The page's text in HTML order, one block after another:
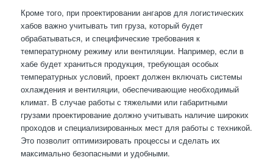
Кроме того, при проектировании ангаров для логистических
хабов важно учитывать тип груза, который будет
обрабатываться, и специфические требования к
температурному режиму или вентиляции. Например, если в
хабе будет храниться продукция, требующая особых
температурных условий, проект должен включать системы
охлаждения и вентиляции, обеспечивающие необходимый
климат. В случае работы с тяжелыми или габаритными
грузами проектирование должно учитывать наличие широких
проходов и специализированных мест для работы с техникой.
Это позволит оптимизировать процессы и сделать их
максимально безопасными и удобными.